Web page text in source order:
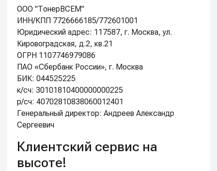
ООО "ТонерВСЕМ"
ИНН/КПП 7726666185/772601001
Юридический адрес: 117587, г. Москва, ул.
Кировоградская, д.2, кв.21
ОГРН 1107746979086
ПАО «Сбербанк России», г. Москва
БИК: 044525225
к/сч: 30101810400000000225
р/сч: 40702810838060012401
Генеральный директор: Андреев Александр
Сергеевич
Клиентский сервис на
высоте!